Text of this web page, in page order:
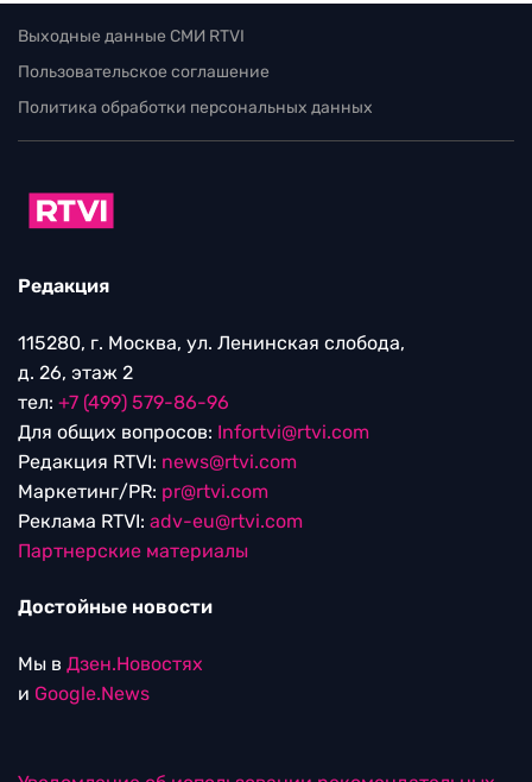
Выходные данные СМИ RTVI
Пользовательское соглашение
Политика обработки персональных данных
Редакция
115280, г. Москва, ул. Ленинская слобода,
д. 26, этаж 2
тел: +7 (499) 579-86-96
Для общих вопросов: Infortvi@rtvi.com
Редакция RTVI: news@rtvi.com
Маркетинг/PR: pr@rtvi.com
Реклама RTVI: adv-eu@rtvi.com
Партнерские материалы
Достойные новости
Мы в Дзен.Новостях
и Google.News